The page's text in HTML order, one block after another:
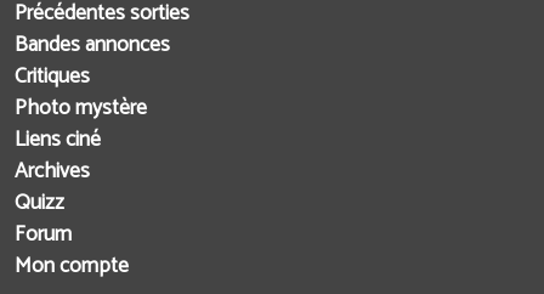
Précédentes sorties
Bandes annonces
Critiques
Photo mystère
Liens ciné
Archives
Quizz
Forum
Mon compte